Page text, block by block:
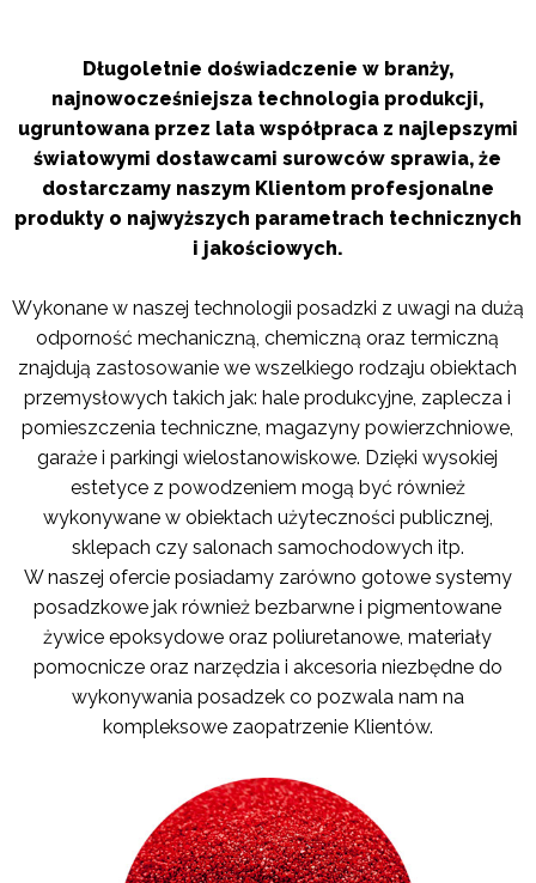
Długoletnie doświadczenie w branży,
najnowocześniejsza technologia produkcji,
ugruntowana przez lata współpraca z najlepszymi
światowymi dostawcami surowców sprawia, że
dostarczamy naszym Klientom profesjonalne
produkty o najwyższych parametrach technicznych
i jakościowych.
Wykonane w naszej technologii posadzki z uwagi na dużą
odporność mechaniczną, chemiczną oraz termiczną
znajdują zastosowanie we wszelkiego rodzaju obiektach
przemysłowych takich jak: hale produkcyjne, zaplecza i
pomieszczenia techniczne, magazyny powierzchniowe,
garaże i parkingi wielostanowiskowe. Dzięki wysokiej
estetyce z powodzeniem mogą być również
wykonywane w obiektach użyteczności publicznej,
sklepach czy salonach samochodowych itp.
W naszej ofercie posiadamy zarówno gotowe systemy
posadzkowe jak również bezbarwne i pigmentowane
żywice epoksydowe oraz poliuretanowe, materiały
pomocnicze oraz narzędzia i akcesoria niezbędne do
wykonywania posadzek co pozwala nam na
kompleksowe zaopatrzenie Klientów.